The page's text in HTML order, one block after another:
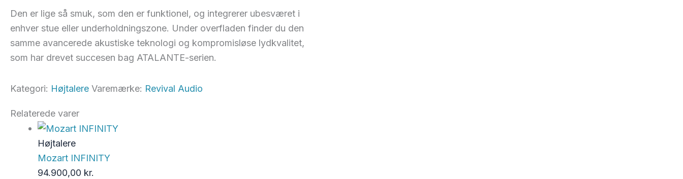
Den er lige så smuk, som den er funktionel, og integrerer ubesværet i
enhver stue eller underholdningszone. Under overfladen finder du den
samme avancerede akustiske teknologi og kompromisløse lydkvalitet,
som har drevet succesen bag ATALANTE-serien.
Kategori: Højtalere Varemærke: Revival Audio
Relaterede varer
Højtalere
Mozart INFINITY
94.900,00 kr.